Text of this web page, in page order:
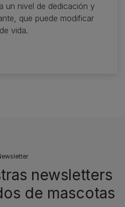
un nivel de dedicación y
que puede modificar
vida.
newsletters
de mascotas​